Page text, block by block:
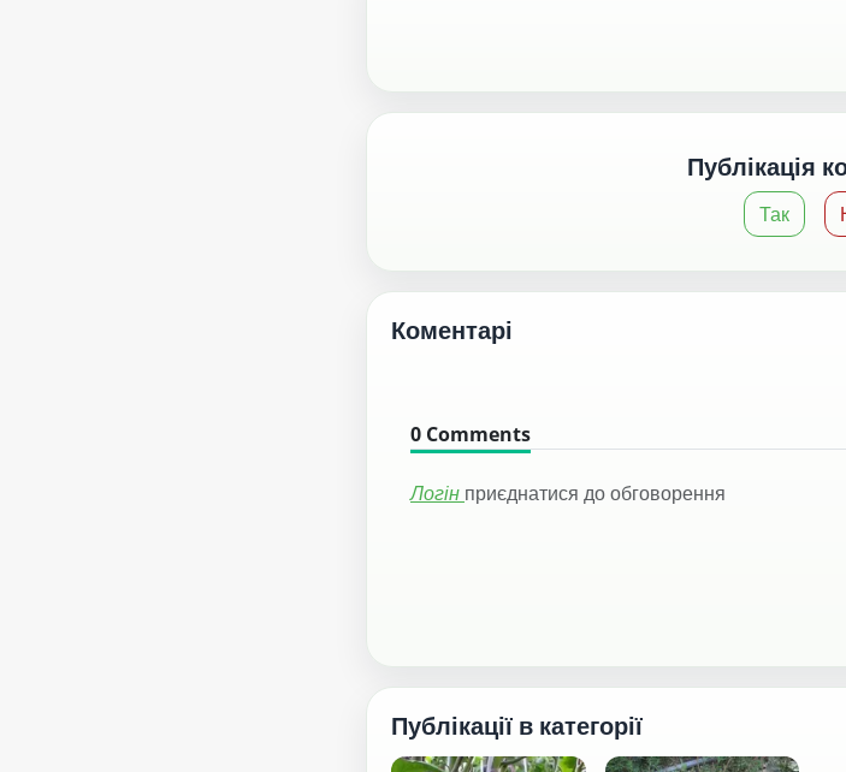
Публікація
Так
Коментарі
0 Comments
Логін приєднатися до обговорення
Публікації в категорії